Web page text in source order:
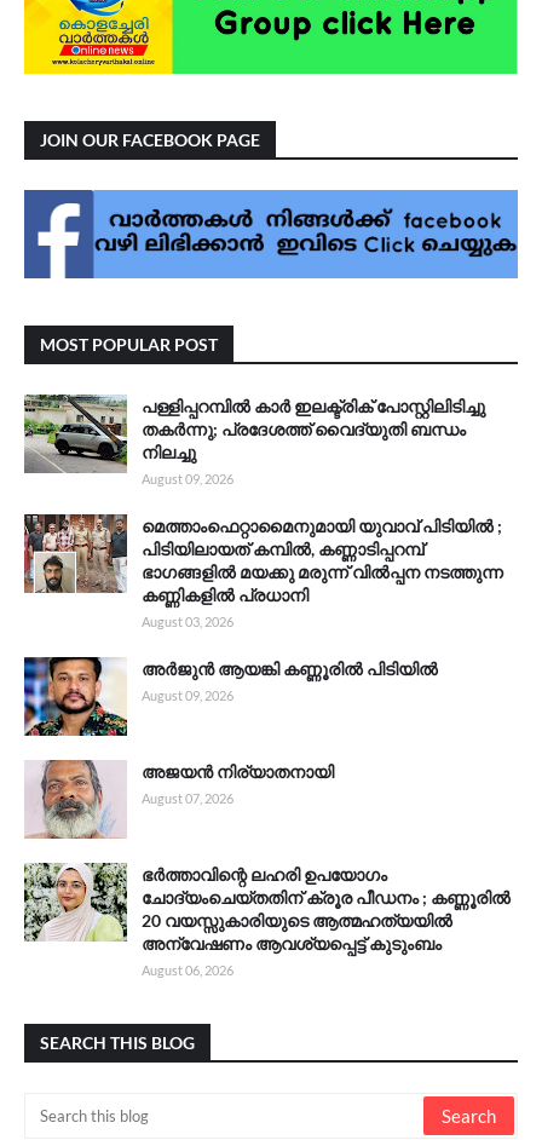
JOIN OUR FACEBOOK PAGE
MOST POPULAR POST
പള്ളിപ്പറമ്പിൽ കാർ ഇലക്ട്രിക് പോസ്റ്റിലിടിച്ചു
തകർന്നു; പ്രദേശത്ത് വൈദ്യുതി ബന്ധം
നിലച്ചു
August 09, 2026
മെത്താംഫെറ്റാമൈനുമായി യുവാവ് പിടിയിൽ ;
പിടിയിലായത് കമ്പിൽ, കണ്ണാടിപ്പറമ്പ്
ഭാഗങ്ങളിൽ മയക്കു മരുന്ന് വിൽപ്പന നടത്തുന്ന
കണ്ണികളിൽ പ്രധാനി
August 03, 2026
അർജുൻ ആയങ്കി കണ്ണൂരിൽ പിടിയിൽ
August 09, 2026
അജയൻ നിര്യാതനായി
August 07, 2026
ഭർത്താവിന്റെ ലഹരി ഉപയോഗം
ചോദ്യംചെയ്തതിന് ക്രൂര പീഡനം ; കണ്ണൂരിൽ
20 വയസ്സുകാരിയുടെ ആത്മഹത്യയിൽ
അന്വേഷണം ആവശ്യപ്പെട്ട് കുടുംബം
August 06, 2026
SEARCH THIS BLOG